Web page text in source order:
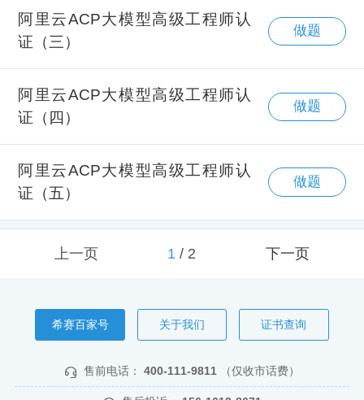
阿里云ACP大模型高级工程师认
证（三）
做题
阿里云ACP大模型高级工程师认
证（四）
做题
阿里云ACP大模型高级工程师认
证（五）
做题
上一页 1/ 2 下一页
希赛百家号 关于我们 证书查询
售前电话： 400-111-9811 （仅收市话费）